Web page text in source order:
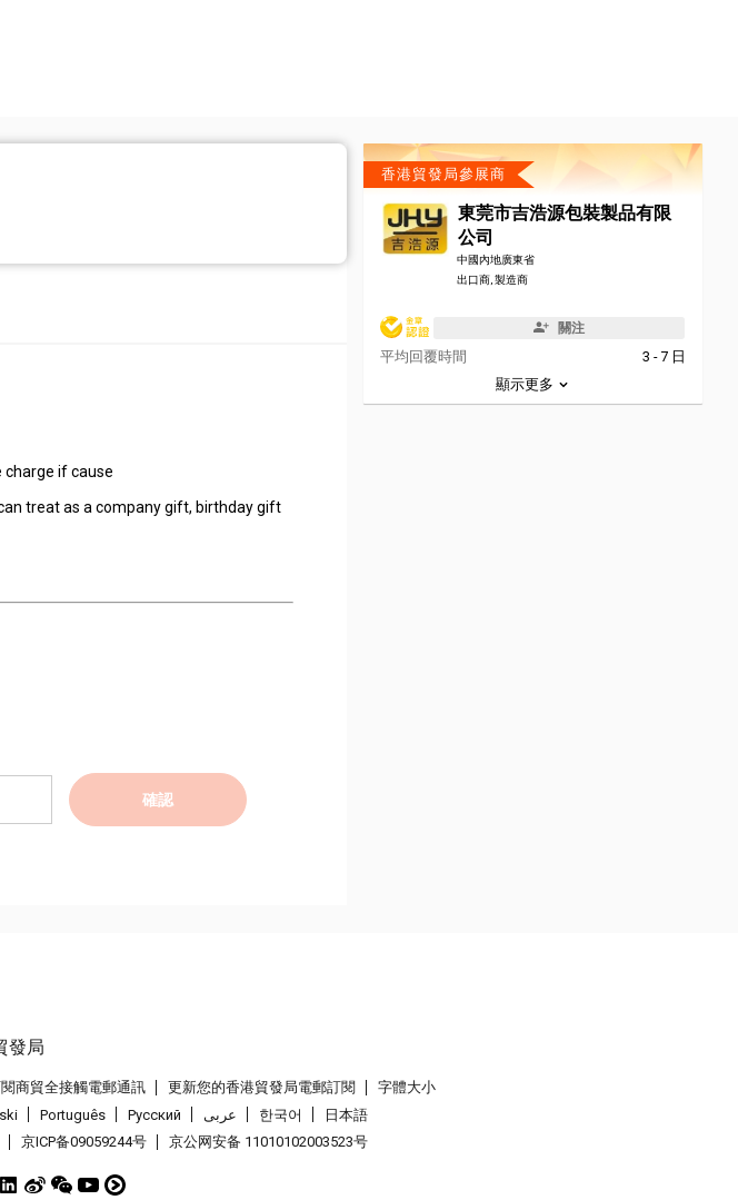
charge if cause
treat as a company gift, birthday gift
確認
香港貿發局參展商
東莞市吉浩源包裝製品有限
公司
中國內地廣東省
出口商, 製造商
關注
平均回覆時間
3 - 7 日
顯示更多
商貿全接觸電郵通訊 更新您的香港貿發局電郵訂閱
字體大小
Português Pусский عربى 한국어
日本語
京ICP备09059244号 京公网安备 11010102003523号